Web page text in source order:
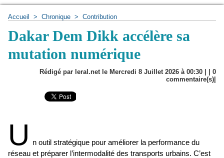
Accueil > Chronique > Contribution
Dakar Dem Dikk accélère sa
mutation numérique
Rédigé par leral.net le Mercredi 8 Juillet 2026 à 00:30 | | 0
commentaire(s)|
U
n outil stratégique pour améliorer la performance du
réseau et préparer l’intermodalité des transports urbains. C’est